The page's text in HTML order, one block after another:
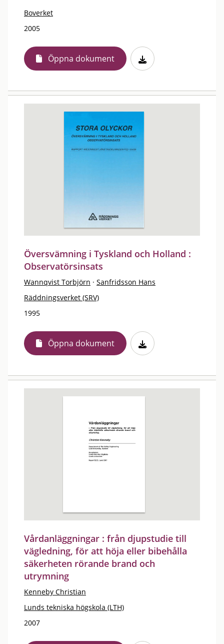
Boverket
2005
Öppna dokument
Översvämning i Tyskland och Holland :
Observatörsinsats
Wannqvist Torbjörn · Sanfridsson Hans
Räddningsverket (SRV)
1995
Öppna dokument
Vårdanläggningar : från djupstudie till
vägledning, för att höja eller bibehålla
säkerheten rörande brand och
utrymning
Kenneby Christian
Lunds tekniska högskola (LTH)
2007